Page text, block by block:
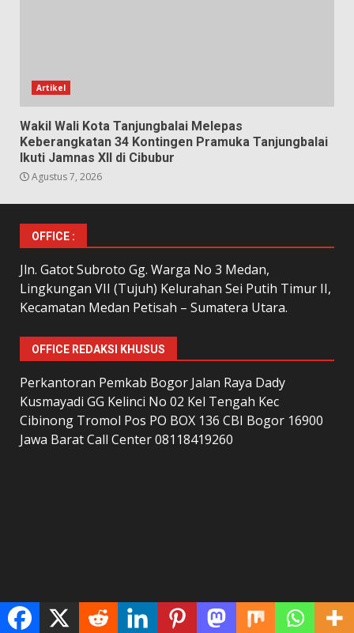
Artikel
Wakil Wali Kota Tanjungbalai Melepas
Keberangkatan 34 Kontingen Pramuka Tanjungbalai
Ikuti Jamnas XII di Cibubur
Agustus 7, 2026
OFFICE :
Jln. Gatot Subroto Gg. Warga No 3 Medan,
Lingkungan VII (Tujuh) Kelurahan Sei Putih Timur II,
Kecamatan Medan Petisah – Sumatera Utara.
OFFICE REDAKSI KHUSUS
Perkantoran Pemkab Bogor Jalan Raya Dady
Kusmayadi GG Kelinci No 02 Kel Tengah Kec
Cibinong Tromol Pos PO BOX 136 CBI Bogor 16900
Jawa Barat Call Center 08118419260